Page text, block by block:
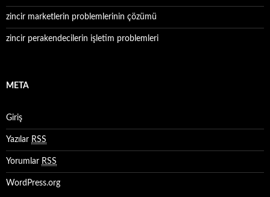
zincir marketlerin problemlerinin çözümü
zincir perakendecilerin işletim problemleri
META
Giriş
Yazılar RSS
Yorumlar RSS
WordPress.org